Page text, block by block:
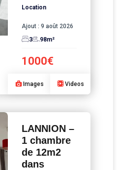
Location
Ajout : 9 août 2026
3
98m²
1000€
Images Videos
LANNION –
1 chambre
de 12m2
dans